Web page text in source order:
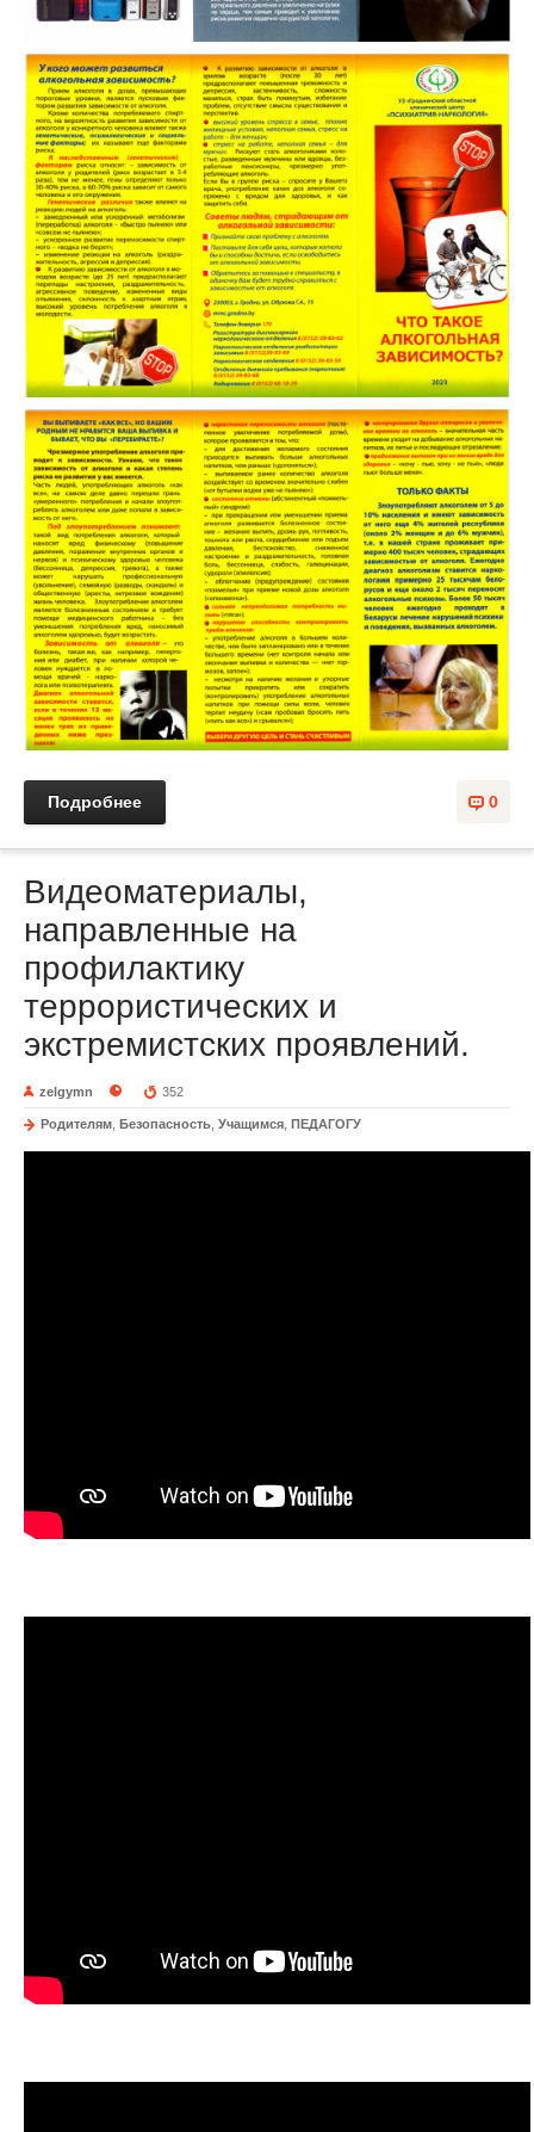
0
Подробнее
Видеоматериалы,
направленные на
профилактику
террористических и
экстремистских проявлений.
zelgymn 352
Родителям Безопасность Учащимся ПЕДАГОГУ